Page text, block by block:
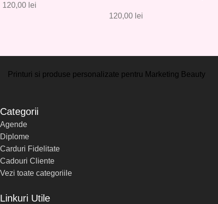
120,00 lei
120,00 lei
Printuri si produse personalizate pentru Marketing Beauty
Categorii
Agende
Diplome
Carduri Fidelitate
Cadouri Cliente
Vezi toate categoriile
Linkuri Utile